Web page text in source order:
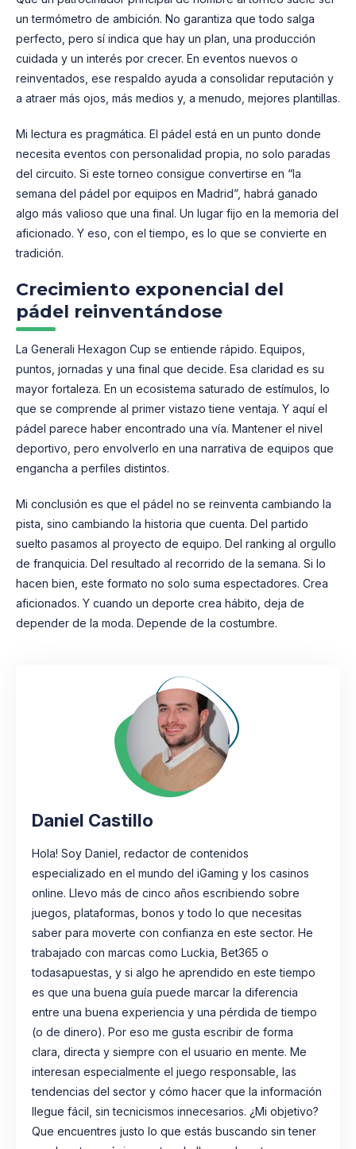
un termómetro de ambición. No garantiza que todo salga
perfecto, pero sí indica que hay un plan, una producción
cuidada y un interés por crecer. En eventos nuevos o
reinventados, ese respaldo ayuda a consolidar reputación y
a atraer más ojos, más medios y, a menudo, mejores plantillas.
Mi lectura es pragmática. El pádel está en un punto donde
necesita eventos con personalidad propia, no solo paradas
del circuito. Si este torneo consigue convertirse en “la
semana del pádel por equipos en Madrid”, habrá ganado
algo más valioso que una final. Un lugar fijo en la memoria del
aficionado. Y eso, con el tiempo, es lo que se convierte en
tradición.
Crecimiento exponencial del
pádel reinventándose
La Generali Hexagon Cup se entiende rápido. Equipos,
puntos, jornadas y una final que decide. Esa claridad es su
mayor fortaleza. En un ecosistema saturado de estímulos, lo
que se comprende al primer vistazo tiene ventaja. Y aquí el
pádel parece haber encontrado una vía. Mantener el nivel
deportivo, pero envolverlo en una narrativa de equipos que
engancha a perfiles distintos.
Mi conclusión es que el pádel no se reinventa cambiando la
pista, sino cambiando la historia que cuenta. Del partido
suelto pasamos al proyecto de equipo. Del ranking al orgullo
de franquicia. Del resultado al recorrido de la semana. Si lo
hacen bien, este formato no solo suma espectadores. Crea
aficionados. Y cuando un deporte crea hábito, deja de
depender de la moda. Depende de la costumbre.
Daniel Castillo
Hola! Soy Daniel, redactor de contenidos
especializado en el mundo del iGaming y los casinos
online. Llevo más de cinco años escribiendo sobre
juegos, plataformas, bonos y todo lo que necesitas
saber para moverte con confianza en este sector. He
trabajado con marcas como Luckia, Bet365 o
todasapuestas, y si algo he aprendido en este tiempo
es que una buena guía puede marcar la diferencia
entre una buena experiencia y una pérdida de tiempo
(o de dinero). Por eso me gusta escribir de forma
clara, directa y siempre con el usuario en mente. Me
interesan especialmente el juego responsable, las
tendencias del sector y cómo hacer que la información
llegue fácil, sin tecnicismos innecesarios. ¿Mi objetivo?
Que encuentres justo lo que estás buscando sin tener